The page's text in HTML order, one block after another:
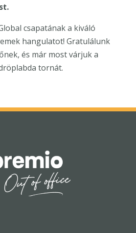
csapatának a kiváló
hangulatot! Gratulálunk
és már most várjuk a
tornát.